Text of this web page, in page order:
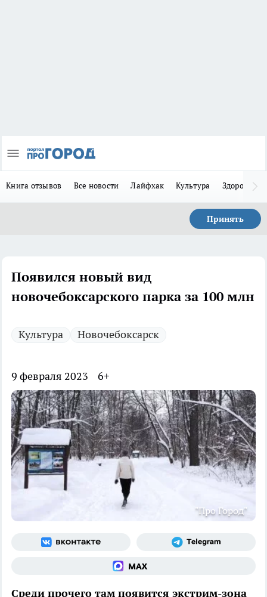
Книга отзывов Все новости Лайфхак Культура Здоровье
Принять
Появился новый вид
новочебоксарского парка за 100 млн
Культура Новочебоксарск
9 февраля 2023 6+
"Про Город"
Среди прочего там появится экстрим-зона